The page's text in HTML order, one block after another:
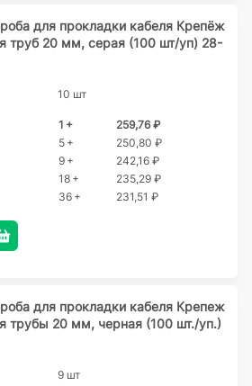
для прокладки кабеля Крепёж
труб 20 мм, серая (100 шт/уп) 28-
10 шт
1 +
259,76 ₽
5 +
250,80 ₽
9 +
242,16 ₽
18 +
235,29 ₽
36 +
231,51 ₽
для прокладки кабеля Крепеж
трубы 20 мм, черная (100 шт./уп.)
9 шт